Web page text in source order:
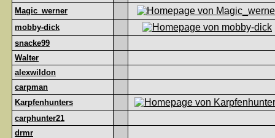
Magic_werner
mobby-dick
snacke99
Walter
alexwildon
carpman
Karpfenhunters
carphunter21
drmr